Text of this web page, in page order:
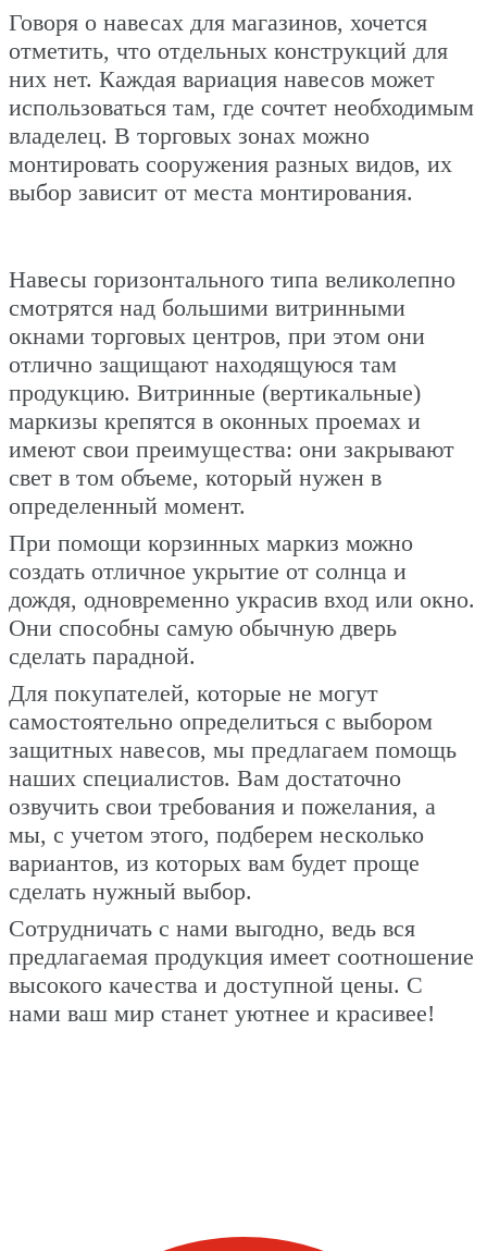
Говоря о навесах для магазинов, хочется
отметить, что отдельных конструкций для
них нет. Каждая вариация навесов может
использоваться там, где сочтет необходимым
владелец. В торговых зонах можно
монтировать сооружения разных видов, их
выбор зависит от места монтирования.
Навесы горизонтального типа великолепно
смотрятся над большими витринными
окнами торговых центров, при этом они
отлично защищают находящуюся там
продукцию. Витринные (вертикальные)
маркизы крепятся в оконных проемах и
имеют свои преимущества: они закрывают
свет в том объеме, который нужен в
определенный момент.
При помощи корзинных маркиз можно
создать отличное укрытие от солнца и
дождя, одновременно украсив вход или окно.
Они способны самую обычную дверь
сделать парадной.
Для покупателей, которые не могут
самостоятельно определиться с выбором
защитных навесов, мы предлагаем помощь
наших специалистов. Вам достаточно
озвучить свои требования и пожелания, а
мы, с учетом этого, подберем несколько
вариантов, из которых вам будет проще
сделать нужный выбор.
Сотрудничать с нами выгодно, ведь вся
предлагаемая продукция имеет соотношение
высокого качества и доступной цены. С
нами ваш мир станет уютнее и красивее!